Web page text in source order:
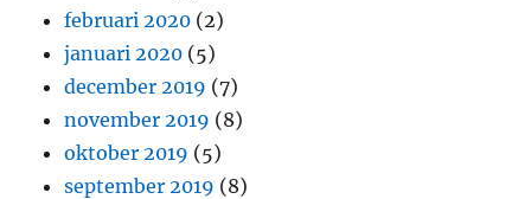
februari 2020 (2)
januari 2020 (5)
december 2019 (7)
november 2019 (8)
oktober 2019 (5)
september 2019 (8)